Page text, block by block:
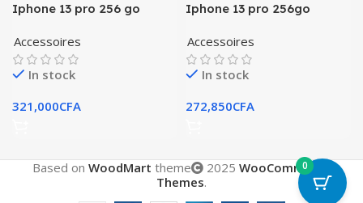
Iphone 13 pro 256 go
Accessoires
In stock
321,000CFA
Iphone 13 pro 256go
Accessoires
In stock
272,850CFA
Based on WoodMart theme 2025 WooCommerce
Themes.
0